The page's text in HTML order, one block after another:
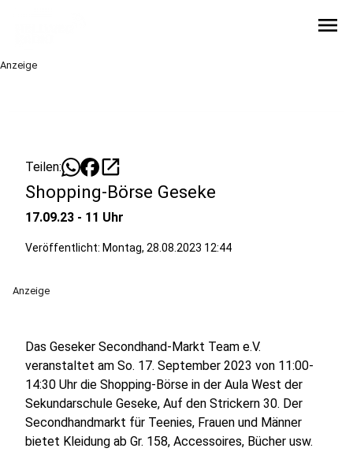
menu
Anzeige
Teilen: open_in_new
Shopping-Börse Geseke
17.09.23 - 11 Uhr
Veröffentlicht: Montag, 28.08.2023 12:44
Anzeige
Das Geseker Secondhand-Markt Team e.V.
veranstaltet am So. 17. September 2023 von 11:00-
14:30 Uhr die Shopping-Börse in der Aula West der
Sekundarschule Geseke, Auf den Strickern 30. Der
Secondhandmarkt für Teenies, Frauen und Männer
bietet Kleidung ab Gr. 158, Accessoires, Bücher usw.